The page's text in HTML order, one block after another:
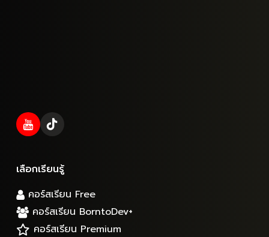
เลือกเรียนรู้
คอร์สเรียน Free
คอร์สเรียน BorntoDev+
คอร์สเรียน Premium